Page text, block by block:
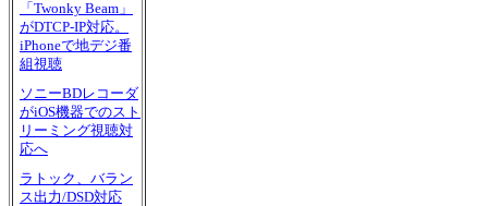
「Twonky Beam」
がDTCP-IP対応。
iPhoneで地デジ番
組視聴
ソニーBDレコーダ
がiOS機器でのスト
リーミング視聴対
応へ
ラトック、バラン
ス出力/DSD対応